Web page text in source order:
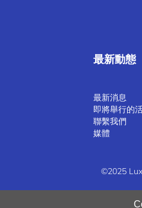
最新動態
最新消息
即將舉行的
聯繫我們
媒體
©2025